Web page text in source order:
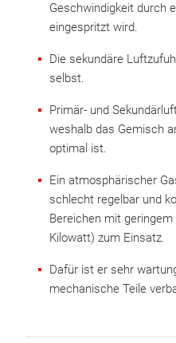
Geschwindigkeit durch
eingespritzt wird.
Die sekundäre
selbst.
Primär- und
weshalb das Gemisch
optimal ist.
Ein atmosphärischer
schlecht regelbar und
Bereichen mit
Kilowatt) zum Einsatz.
Dafür ist er sehr
mechanische Teile